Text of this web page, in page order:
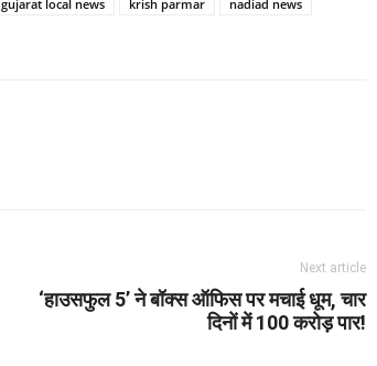
gujarat local news krish parmar
nadiad news
Next article
‘हाउसफुल 5’ ने बॉक्स ऑफिस पर मचाई धूम, चार
दिनों में 100 करोड़ पार!